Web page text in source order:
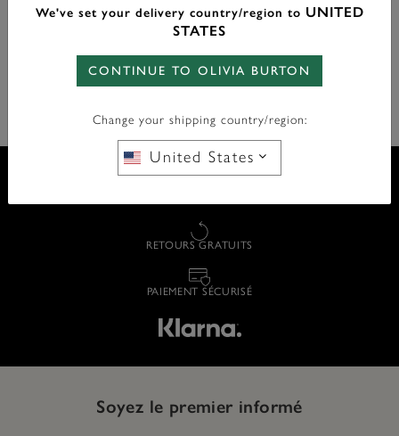
CODE POSTAL
VÉRIFIER LE STATUT
RETOURS GRATUITS
PAIEMENT SÉCURISÉ
Soyez le premier informé
We've set your delivery country/region to UNITED
STATES
CONTINUE TO OLIVIA BURTON
Change your shipping country/region:
United States